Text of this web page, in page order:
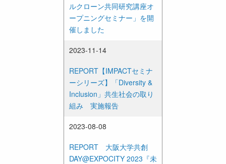
ルクローン共同研究講座オ
ープニングセミナー」を開
催しました
2023-11-14
REPORT【IMPACTセミナ
ーシリーズ】「Diversity &
Inclusion」共生社会の取り
組み 実施報告
2023-08-08
REPORT 大阪大学共創
DAY@EXPOCITY 2023『未